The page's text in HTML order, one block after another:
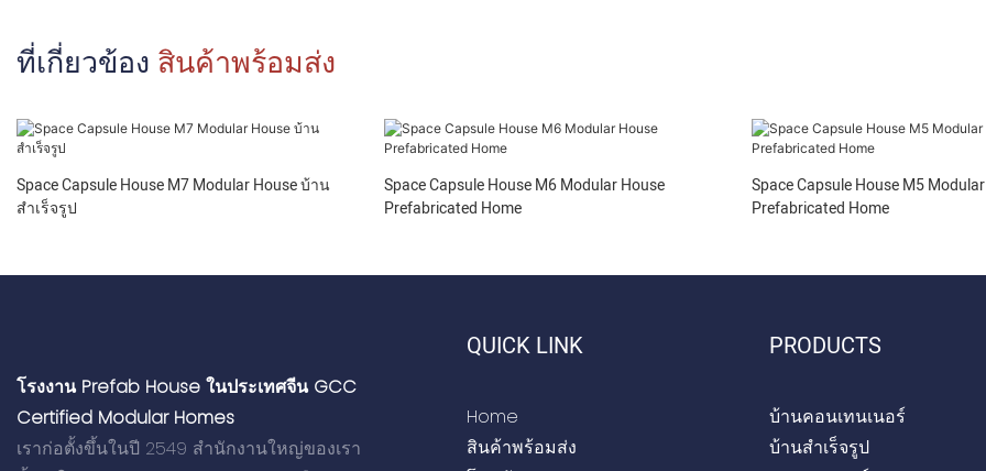
ที่เกี่ยวข้อง สินค้าพร้อมส่ง
Space Capsule House M7 Modular House บ้าน
สำเร็จรูป
Space Capsule House M6 Modular House
Prefabricated Home
Space Capsule House M5
Prefabricated Home
โรงงาน Prefab House ในประเทศจีน GCC
Certified Modular Homes
เราก่อตั้งขึ้นในปี 2549 สำนักงานใหญ่ของเรา
QUICK LINK
Home
สินค้าพร้อมส่ง
PRODUCTS
บ้านคอนเทนเนอร์
บ้านสำเร็จรูป